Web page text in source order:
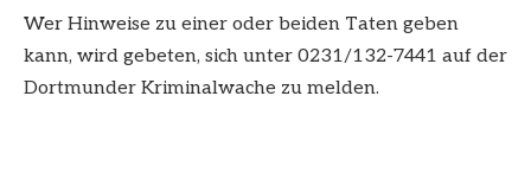
Wer Hinweise zu einer oder beiden Taten geben
kann, wird gebeten, sich unter 0231/132-7441 auf der
Dortmunder Kriminalwache zu melden.